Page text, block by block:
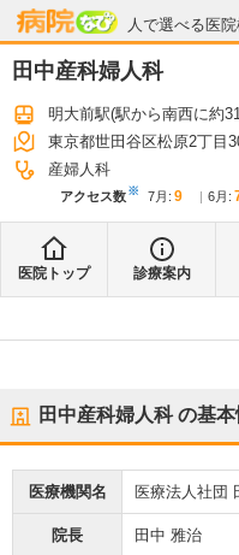
人で選べる医
病院なび
田中産科婦人科
明大前駅(駅から南西に約
東京都世田谷区松原2丁目
産婦人科
アクセス数※ 7月 : 9 6月 :
医院トップ 診療案内
田中産科婦人科の基本
医療機関名 医療法人社団
院長 田中 雅治